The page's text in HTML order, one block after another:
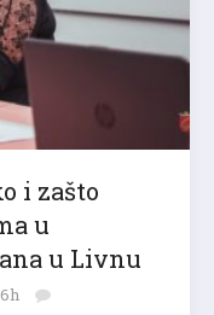
i zašto
u
u Livnu